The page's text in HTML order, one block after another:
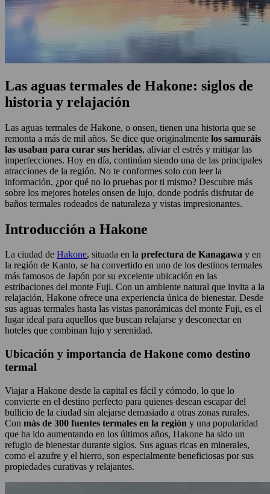
Las aguas termales de Hakone: siglos de
historia y relajación
Las aguas termales de Hakone, o onsen, tienen una historia que se
remonta a más de mil años. Se dice que originalmente los samuráis
las usaban para curar sus heridas, aliviar el estrés y mitigar las
imperfecciones. Hoy en día, continúan siendo una de las principales
atracciones de la región. No te conformes solo con leer la
información, ¿por qué no lo pruebas por ti mismo? Descubre más
sobre los mejores hoteles onsen de lujo, donde podrás disfrutar de
baños termales rodeados de naturaleza y vistas impresionantes.
Introducción a Hakone
La ciudad de Hakone, situada en la prefectura de Kanagawa y en
la región de Kanto, se ha convertido en uno de los destinos termales
más famosos de Japón por su excelente ubicación en las
estribaciones del monte Fuji. Con un ambiente natural que invita a la
relajación, Hakone ofrece una experiencia única de bienestar. Desde
sus aguas termales hasta las vistas panorámicas del monte Fuji, es el
lugar ideal para aquellos que buscan relajarse y desconectar en
hoteles que combinan lujo y serenidad.
Ubicación y importancia de Hakone como destino
termal
Viajar a Hakone desde la capital es fácil y cómodo, lo que lo
convierte en el destino perfecto para quienes desean escapar del
bullicio de la ciudad sin alejarse demasiado a otras zonas rurales.
Con más de 300 fuentes termales en la región y una popularidad
que ha ido aumentando en los últimos años, Hakone ha sido un
refugio de bienestar durante siglos. Sus aguas ricas en minerales,
como el azufre y el hierro, son especialmente beneficiosas por sus
propiedades curativas y relajantes.